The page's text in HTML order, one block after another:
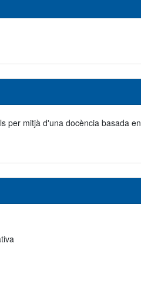
per mitjà d'una docència basada